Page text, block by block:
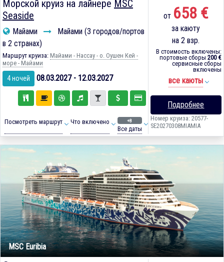
Морской круиз на лайнере MSC
Seaside
Майами
Майами (3 городов/портов
в 2 странах)
Маршрут круиза: Майами - Нассау - о. Оушен Кей -
море - Майами
4 ночей 08.03.2027 - 12.03.2027
Посмотреть маршрут Что включено +8
Все даты
от 658 €
за каюту
на 2 взр.
В стоимость включены:
портовые сборы 200 €
сервисные сборы
включены
все каюты
Подробнее
Номер круиза: 20577-
SE20270308MIAMIA
MSC Euribia